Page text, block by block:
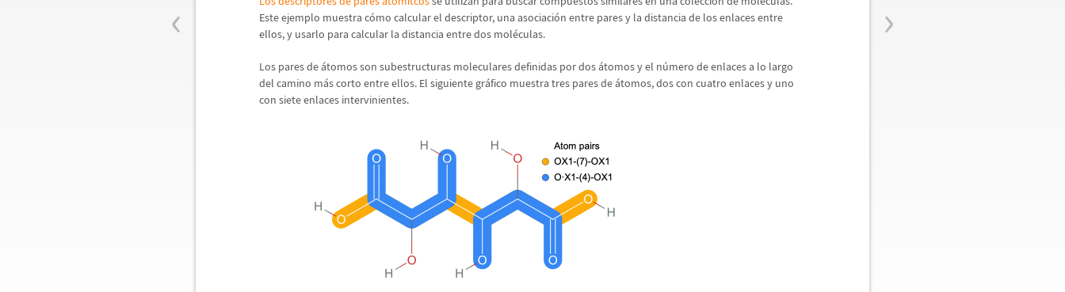
‹ ›
Este ejemplo muestra cómo calcular el descriptor, una asociación entre pares y la distancia de los enlaces entre
ellos, y usarlo para calcular la distancia entre dos moléculas.
Los pares deátomos son subestructuras moleculares definidas por dosátomos y el número de enlaces a lo largo
del camino más corto entre ellos. El siguiente gráfico muestra tres pares deátomos, dos con cuatro enlaces y uno
con siete enlaces intervinientes.